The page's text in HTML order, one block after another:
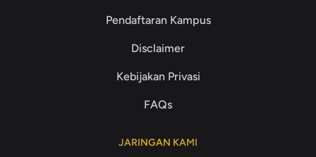
Pendaftaran Kampus
Disclaimer
Kebijakan Privasi
FAQs
JARINGAN KAMI